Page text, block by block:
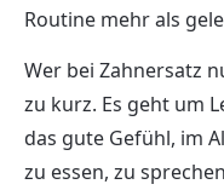
Routine mehr als
Wer bei Zahnersatz
zu kurz. Es geht um
das gute Gefühl, im
zu essen, zu